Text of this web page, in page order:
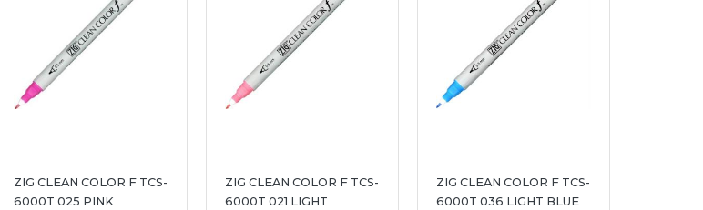
ZIG CLEAN COLOR F TCS-
6000T 025 PINK
ZIG CLEAN COLOR F TCS-
6000T 021 LIGHT
ZIG CLEAN COLOR F TCS-
6000T 036 LIGHT BLUE